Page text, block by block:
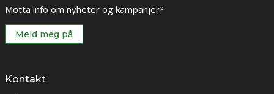
Motta info om nyheter og kampanjer?
Meld meg på
Kontakt